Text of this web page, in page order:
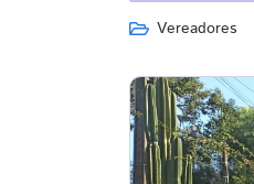
Vereadores